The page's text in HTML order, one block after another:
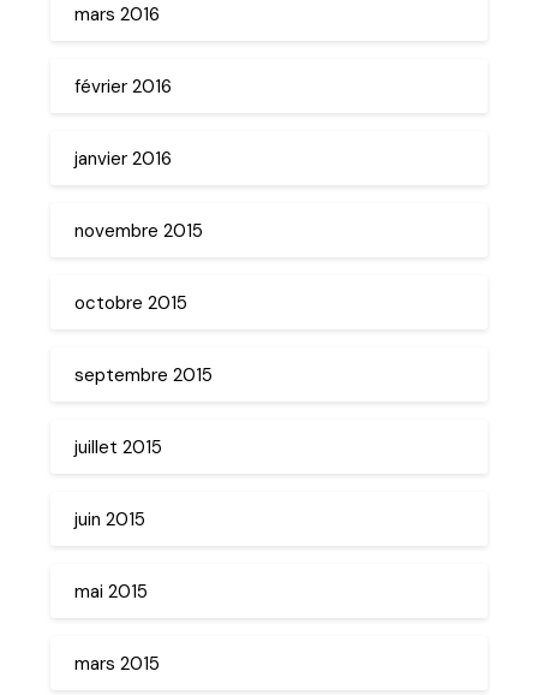
mars 2016
février 2016
janvier 2016
novembre 2015
octobre 2015
septembre 2015
juillet 2015
juin 2015
mai 2015
mars 2015